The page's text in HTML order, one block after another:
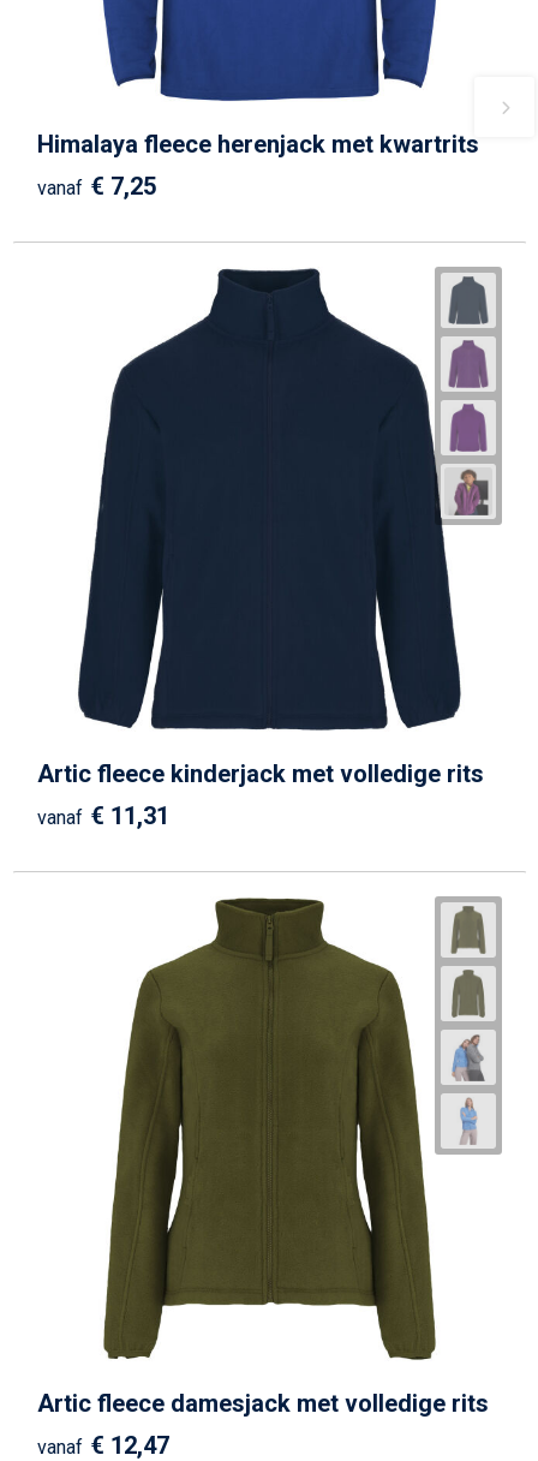
Himalaya fleece herenjack met kwartrits
vanaf € 7,25
Artic fleece kinderjack met volledige rits
vanaf € 11,31
Artic fleece damesjack met volledige rits
vanaf € 12,47